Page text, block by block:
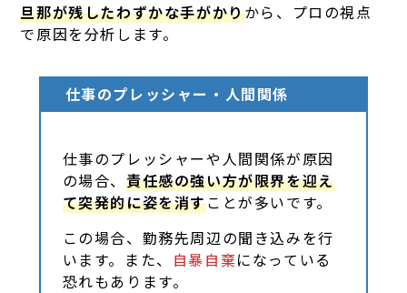
旦那が残したわずかな手がかりから、プロの視点
で原因を分析します。
仕事のプレッシャー・人間関係
仕事のプレッシャーや人間関係が原因
の場合、 責任感の強い方が限界を迎え
て突発的に姿を消すことが多いです。
この場合、勤務先周辺の聞き込みを行
います。また、 自暴自棄になっている
恐れもあります。